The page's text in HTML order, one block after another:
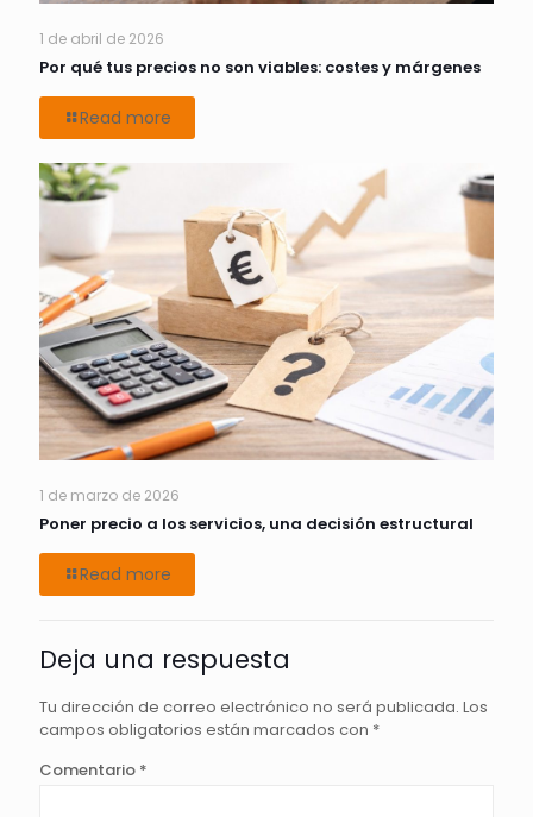
1 de abril de 2026
Por qué tus precios no son viables: costes y márgenes
Read more
1 de marzo de 2026
Poner precio a los servicios, una decisión estructural
Read more
Deja una respuesta
Tu dirección de correo electrónico no será publicada. Los
campos obligatorios están marcados con *
Comentario *